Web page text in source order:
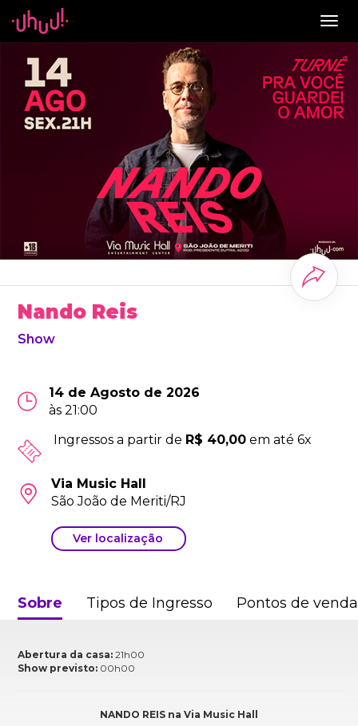
Nando Reis
Show
14 de Agosto de 2026
às 21:00
Ingressos a partir de R$ 40,00 em até 6x
Via Music Hall
São João de Meriti/RJ
Ver localização
Sobre Tipos de Ingresso Pontos de venda
Abertura da casa:21h00
Show previsto: 00h00
NANDO REIS na Via Music Hall